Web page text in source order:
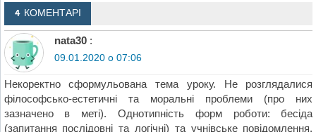
4 КОМЕНТАРІ
nata30 :
09.01.2020 о 07:06
Некоректно сформульована тема уроку. Не розглядалися
філософсько-естетичні та моральні проблеми (про них
зазначено в меті). Однотипність форм роботи: бесіда
(запитання послідовні та логічні) та учнівське повідомлення.